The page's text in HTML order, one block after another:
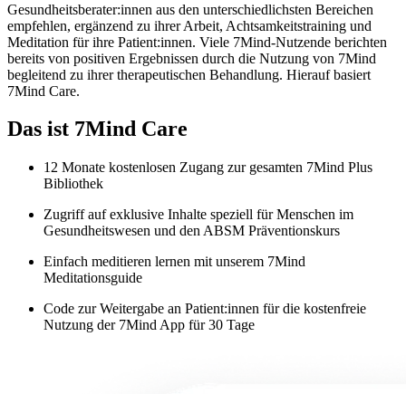
Gesundheitsberater:innen aus den unterschiedlichsten Bereichen
empfehlen, ergänzend zu ihrer Arbeit, Achtsamkeitstraining und
Meditation für ihre Patient:innen. Viele 7Mind-Nutzende berichten
bereits von positiven Ergebnissen durch die Nutzung von 7Mind
begleitend zu ihrer therapeutischen Behandlung. Hierauf basiert
7Mind Care.
Das ist 7Mind Care
12 Monate kostenlosen Zugang zur gesamten 7Mind Plus
Bibliothek
Zugriff auf exklusive Inhalte speziell für Menschen im
Gesundheitswesen und den ABSM Präventionskurs
Einfach meditieren lernen mit unserem 7Mind
Meditationsguide
Code zur Weitergabe an Patient:innen für die kostenfreie
Nutzung der 7Mind App für 30 Tage